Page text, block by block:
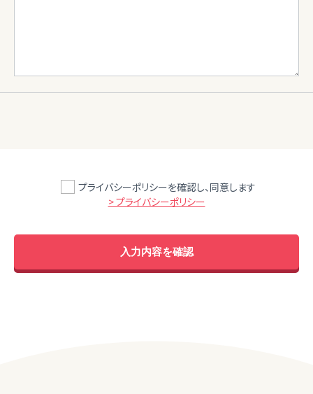
プライバシーポリシーを確認し、同意します
> プライバシーポリシー
入力内容を確認